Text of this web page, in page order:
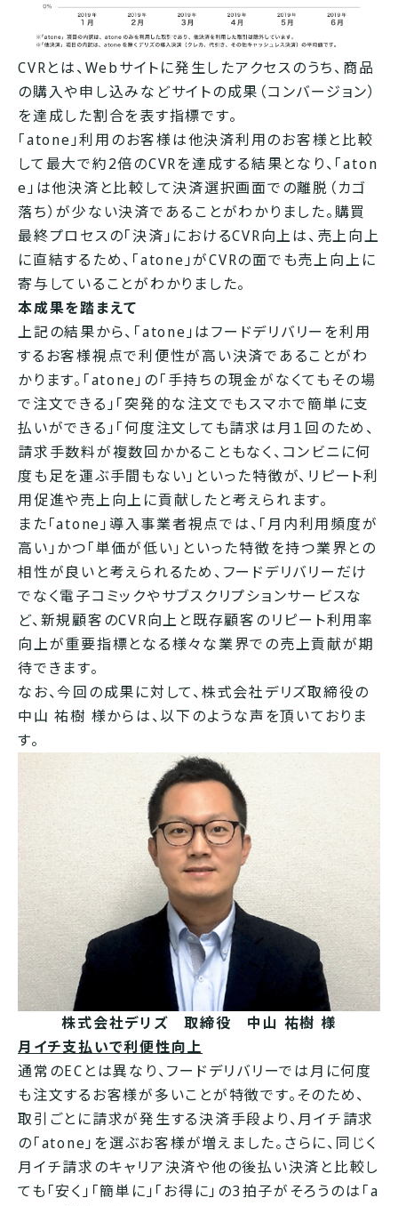
CVRとは、Webサイトに発生したアクセスのうち、商品
の購入や申し込みなどサイトの成果（コンバージョン）
を達成した割合を表す指標です。
「atone」利用のお客様は他決済利用のお客様と比較
して最大で約2倍のCVRを達成する結果となり、「aton
e」は他決済と比較して決済選択画面での離脱（カゴ
落ち）が少ない決済であることがわかりました。購買
最終プロセスの「決済」におけるCVR向上は、売上向上
に直結するため、「atone」がCVRの面でも売上向上に
寄与していることがわかりました。
本成果を踏まえて
上記の結果から、「atone」はフードデリバリーを利用
するお客様視点で利便性が高い決済であることがわ
かります。「atone」の「手持ちの現金がなくてもその場
で注文できる」「突発的な注文でもスマホで簡単に支
払いができる」「何度注文しても請求は月１回のため、
請求手数料が複数回かかることもなく、コンビニに何
度も足を運ぶ手間もない」といった特徴が、リピート利
用促進や売上向上に貢献したと考えられます。
また「atone」導入事業者視点では、「月内利用頻度が
高い」かつ「単価が低い」といった特徴を持つ業界との
相性が良いと考えられるため、フードデリバリーだけ
でなく電子コミックやサブスクリプションサービスな
ど、新規顧客のCVR向上と既存顧客のリピート利用率
向上が重要指標となる様々な業界での売上貢献が期
待できます。
なお、今回の成果に対して、株式会社デリズ取締役の
中山 祐樹 様からは、以下のような声を頂いておりま
す。
株式会社デリズ 取締役 中山 祐樹 様
月イチ支払いで利便性向上
通常のECとは異なり、フードデリバリーでは月に何度
も注文するお客様が多いことが特徴です。そのため、
取引ごとに請求が発生する決済手段より、月イチ請求
の「atone」を選ぶお客様が増えました。さらに、同じく
月イチ請求のキャリア決済や他の後払い決済と比較し
ても「安く」「簡単に」「お得に」の3拍子がそろうのは「a